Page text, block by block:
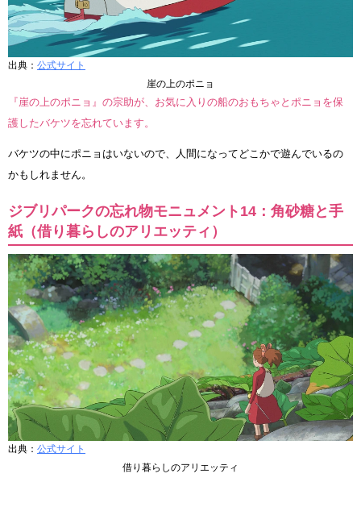
出典： 公式サイト
崖の上のポニョ
『崖の上のポニョ』の宗助が、お気に入りの船のおもちゃとポニョを保
護したバケツを忘れています。
バケツの中にポニョはいないので、人間になってどこかで遊んでいるの
かもしれません。
ジブリパークの忘れ物モニュメント14：角砂糖と手
紙（借り暮らしのアリエッティ）
出典： 公式サイト
借り暮らしのアリエッティ